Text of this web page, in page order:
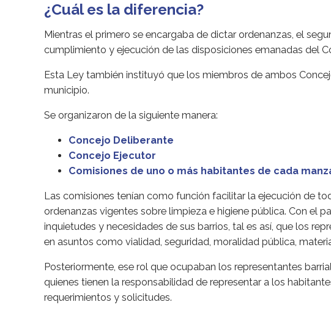
¿Cuál es la diferencia?
Mientras el primero se encargaba de dictar ordenanzas, el
cumplimiento y ejecución de las disposiciones emanadas del
Esta Ley también instituyó que los miembros de ambos
municipio.
Se organizaron de la siguiente manera:
Concejo Deliberante
Concejo Ejecutor
Comisiones de uno o más habitantes de cada
Las comisiones tenían como función facilitar la ejecución de
ordenanzas vigentes sobre limpieza e higiene pública. Con el
inquietudes y necesidades de sus barrios, tal es así, que los
en asuntos como vialidad, seguridad, moralidad pública,
Posteriormente, ese rol que ocupaban los representantes
quienes tienen la responsabilidad de representar a los
requerimientos y solicitudes.